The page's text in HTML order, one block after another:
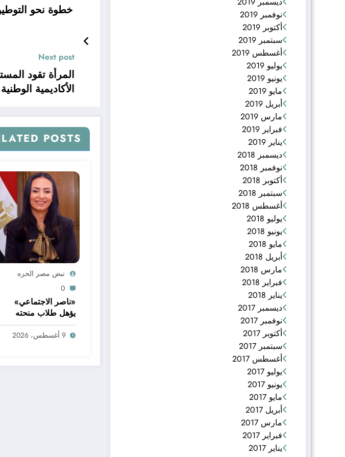
نوفمبر 2019
أكتوبر 2019
سبتمبر 2019
أغسطس 2019
يوليو 2019
يونيو 2019
مايو 2019
أبريل 2019
مارس 2019
فبراير 2019
يناير 2019
ديسمبر 2018
نوفمبر 2018
أكتوبر 2018
سبتمبر 2018
أغسطس 2018
يوليو 2018
يونيو 2018
مايو 2018
أبريل 2018
مارس 2018
فبراير 2018
يناير 2018
ديسمبر 2017
نوفمبر 2017
أكتوبر 2017
سبتمبر 2017
أغسطس 2017
يوليو 2017
يونيو 2017
مايو 2017
أبريل 2017
مارس 2017
فبراير 2017
يناير 2017
خطوة نحو
Next post
المرأة تقود
الأكاديمية
POSTS
نبض مصر الحره
0
«ناصر الاجتماعي»
يؤهل طلاب منحته
لسوق العمل
9 أغسطس، 2026